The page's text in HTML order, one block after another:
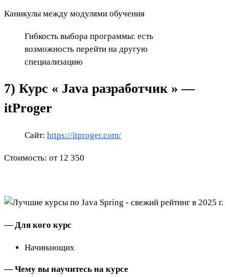
Каникулы между модулями обучения
Гибкость выбора программы: есть
возможность перейти на другую
специализацию
7) Курс « Java разработчик » —
itProger
Сайт: https://itproger.com/
Стоимость: от 12 350
— Для кого курс
Начинающих
— Чему вы научитесь на курсе